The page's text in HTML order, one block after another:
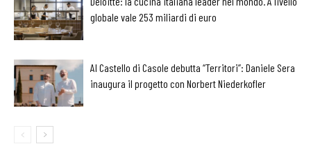
globale vale 253 miliardi di euro
Al Castello di Casole debutta “Territori”: Daniele Sera
inaugura il progetto con Norbert Niederkofler